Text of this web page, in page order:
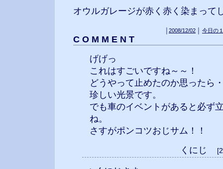
オウルガレージが赤く赤く染まって
2008/12/02 今日の
C O M M E N T
げげっ
これはすごいですね～～！
どうやって止めたのか思ったら
珍しい光景です。
でも車のイベントがあると必ず
ね。
さすがポンコツおじサム！！
くにじ